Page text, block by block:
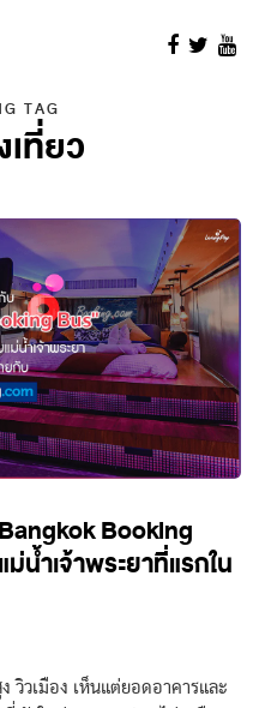
TAG
ที่ยว
Booking
ำเจ้าพระยาที่แรกใน
วิวเมือง เห็นแต่ยอดอาคารและ